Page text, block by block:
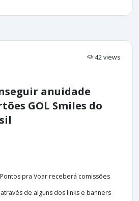
42 views
anuidade
GOL Smiles do
pra Voar receberá comissões
de alguns dos links e banners